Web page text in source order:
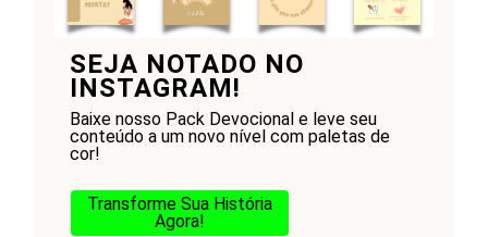
SEJA NOTADO NO
INSTAGRAM!
Baixe nosso Pack Devocional e leve seu
conteúdo a um novo nível com paletas de
cor!
Transforme Sua História
Agora!